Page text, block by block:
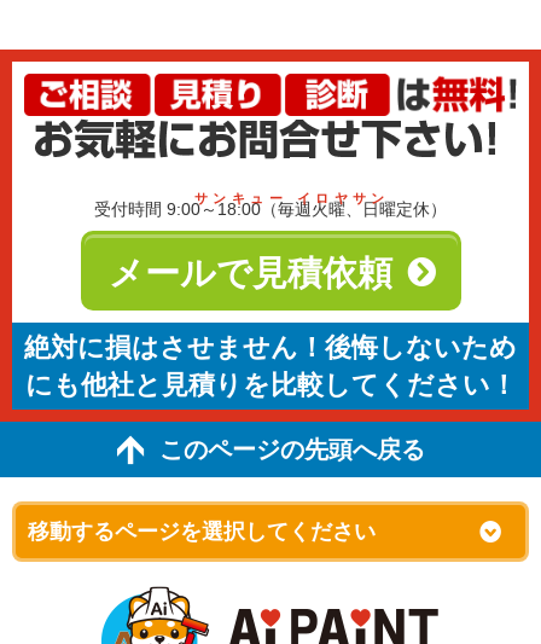
サンキュー イロヤサン
受付時間 9:00～18:00（毎週火曜、日曜定休）
メールで見積依頼
絶対に損はさせません！後悔しないため
にも他社と見積りを比較してください！
このページの先頭へ戻る